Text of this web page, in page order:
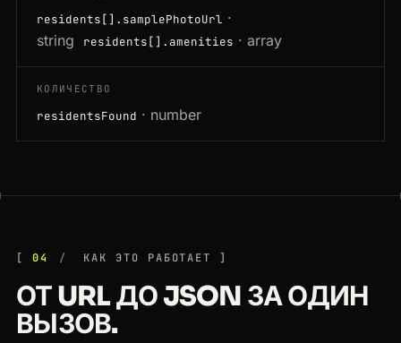
residents[].samplePhotoUrl ·
string
residents[].amenities · array
КОЛИЧЕСТВО
residentsFound · number
04 КАК ЭТО РАБОТАЕТ
ОТ URL ДО JSON ЗА ОДИН
ВЫЗОВ.